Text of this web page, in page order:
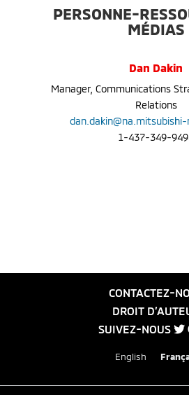
PERSONNE-
MÉDIAS
Dan Dakin
Manager, Communications
Relations
1-437-349-
CONTACTEZ-
DROIT
SUIVEZ-NOUS
English